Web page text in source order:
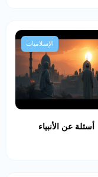
الإسلاميات
أسئلة عن الأنبياء